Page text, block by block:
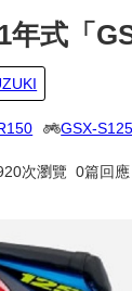
年式「
GSX-S125
次瀏覽 0篇回應